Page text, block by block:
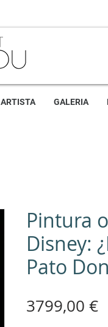
ARTISTA GALERIA
Pintura
Disney:
Pato
3799,00 €